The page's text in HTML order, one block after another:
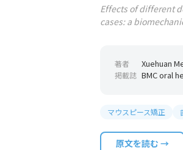
Effects of different
cases: a
著者 Xuehuan
掲載誌 BMC oral
マウスピース矯正
原文を読む →